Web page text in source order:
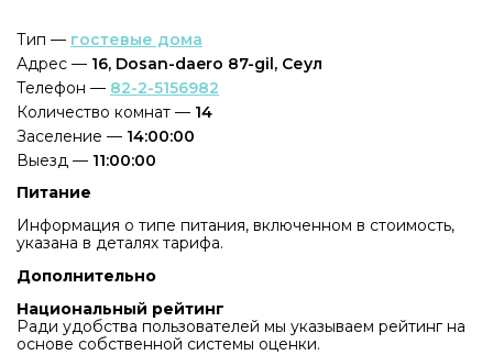
Тип — гостевые дома
Адрес — 16, Dosan-daero 87-gil, Сеул
Телефон — 82-2-5156982
Количество комнат — 14
Заселение — 14:00:00
Выезд — 11:00:00
Питание
Информация о типе питания, включенном в стоимость,
указана в деталях тарифа.
Дополнительно
Национальный рейтинг
Ради удобства пользователей мы указываем рейтинг на
основе собственной системы оценки.